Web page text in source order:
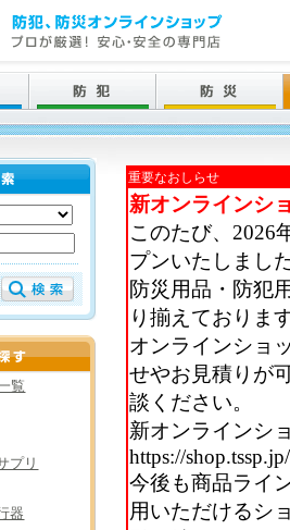
重要なおしらせ
新オンラインシ
このたび、2026
プンいたしまし
防災用品・防犯
り揃えておりま
オンラインショ
せやお見積りが
談ください。
新オンラインシ
https://shop.tssp.jp/
今後も商品ライ
用いただけるシ
覧
プリ
器